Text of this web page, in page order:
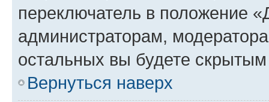
переключатель в положение
администраторам,
остальных вы будете
Вернуться наверх